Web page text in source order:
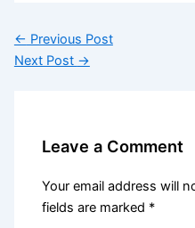
← Previous Post
Next Post →
Leave a Comment
Your email address will
fields are marked *